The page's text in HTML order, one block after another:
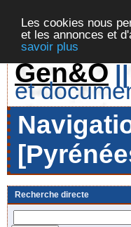
Les cookies nous
et les annonces et
savoir plus
Gen&O ||
et
Recherche directe